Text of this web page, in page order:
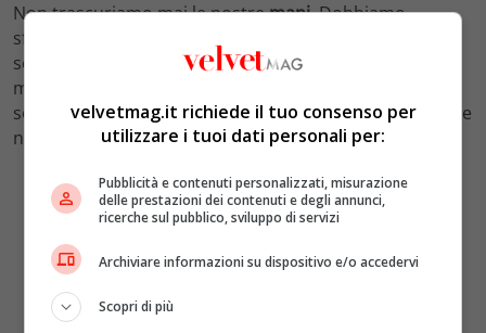
Non trascuriamo mai le nostremani. Dobbiamo
sforzarci di mantenerle sempre curate e morbide,
senza pellicine o unghie non curate. I nostri alleati
migliori dello smalto per un’allure curata e naturale
sono una buonacrema idratantemanida avere sempre
nel nostro beauty case a portata di mano.
velvetmag.it richiede il tuo consenso per
utilizzare i tuoi dati personali per:
Pubblicità e contenuti personalizzati, misurazione
delle prestazioni dei contenuti e degli annunci,
ricerche sul pubblico, sviluppo di servizi
Archiviare informazioni su dispositivo e/o accedervi
Scopri di più